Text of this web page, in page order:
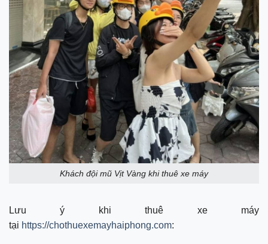
Khách đội mũ Vịt Vàng khi thuê xe máy
Lưu ý khi thuê xe máy
tại https://chothuexemayhaiphong.com: